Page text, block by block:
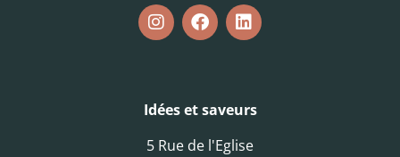
Idées et saveurs
5 Rue de l'Eglise